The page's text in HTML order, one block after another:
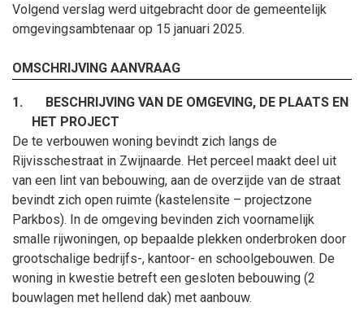
Volgend verslag werd uitgebracht door de gemeentelijk
omgevingsambtenaar op 15 januari 2025.
OMSCHRIJVING AANVRAAG
1.
BESCHRIJVING VAN DE OMGEVING, DE PLAATS EN
HET PROJECT
De te verbouwen woning bevindt zich langs de
Rijvisschestraat in Zwijnaarde. Het perceel maakt deel uit
van een lint van bebouwing, aan de overzijde van de straat
bevindt zich open ruimte (kastelensite – projectzone
Parkbos). In de omgeving bevinden zich voornamelijk
smalle rijwoningen, op bepaalde plekken onderbroken door
grootschalige bedrijfs-, kantoor- en schoolgebouwen. De
woning in kwestie betreft een gesloten bebouwing (2
bouwlagen met hellend dak) met aanbouw.